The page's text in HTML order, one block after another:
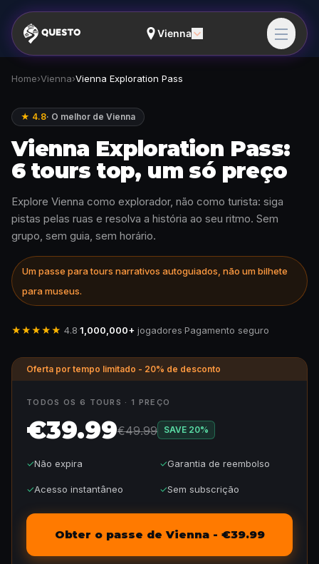
Vienna
Home›Vienna›Vienna Exploration Pass
★ 4.8· O melhor de Vienna
Vienna Exploration Pass:
6 tours top, um só preço
Explore Vienna como explorador, não como turista: siga
pistas pelas ruas e resolva a história ao seu ritmo. Sem
grupo, sem guia, sem horário.
Um passe para tours narrativos autoguiados, não um bilhete
para museus.
★★★★★ 4.8·1,000,000+ jogadores·Pagamento seguro
Oferta por tempo limitado - 20% de desconto
TODOS OS 6 TOURS · 1 PREÇO
€39.99€49.99 SAVE 20%
✓Não expira ✓Garantia de reembolso
✓Acesso instantâneo ✓Sem subscrição
Obter o passe de Vienna - €39.99